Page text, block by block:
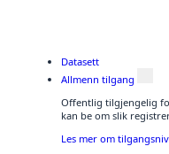
Datasett
Allmenn tilgang
Offentlig tilgjengelig
kan be om slik
Les mer om